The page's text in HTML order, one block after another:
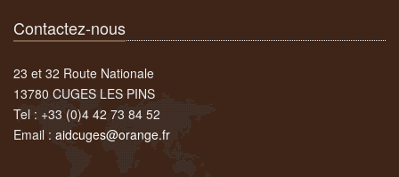
Contactez-nous
23 et 32 Route Nationale
13780 CUGES LES PINS
Tel : +33 (0)4 42 73 84 52
Email : aidcuges@orange.fr